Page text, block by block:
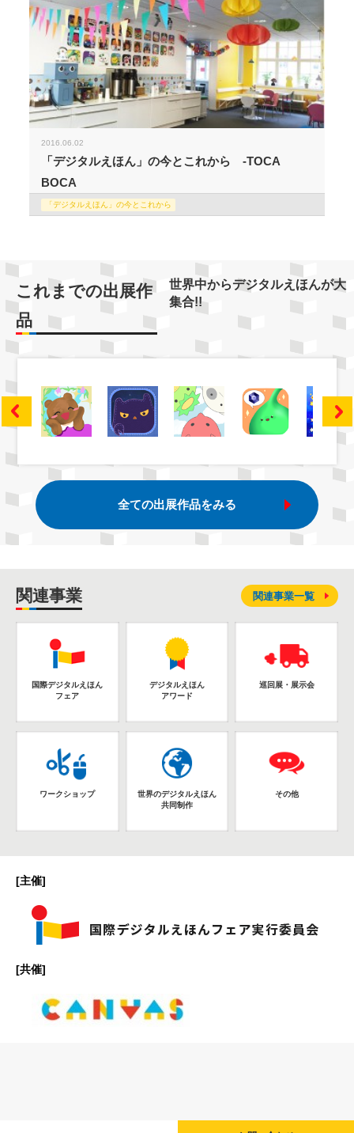
2016.06.02
「デジタルえほん」の今とこれから -TOCA
BOCA
「デジタルえほん」の今とこれから
これまでの出展作
品
世界中からデジタルえほんが大
集合!!
全ての出展作品をみる
関連事業
国際デジタルえほん
フェア
デジタルえほん
アワード
巡回展・展示会
ワークショップ
世界のデジタルえほん
共同制作
その他
関連事業一覧
[主催]
[共催]